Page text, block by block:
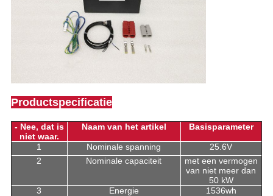
Productspecificatie
- Nee, dat is
niet waar.
Naam van het artikel Basisparameter
1 Nominale spanning
25.6V
2
Nominale capaciteit
met een vermogen
van niet meer dan
50 kW
3
Energie
1536wh